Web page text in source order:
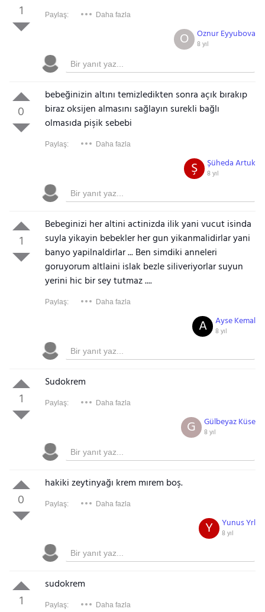
1 Paylaş: Daha fazla
Oznur Eyyubova
8 yıl
O
0
bebeğinizin altını temizledikten sonra açık bırakıp
biraz oksijen almasını sağlayın surekli bağlı
olmasıda pişik sebebi
Paylaş: Daha fazla
Şüheda Artuk
8 yıl
Ş
1
Bebeginizi her altini actinizda ilik yani vucut isinda
suyla yikayin bebekler her gun yikanmalidirlar yani
banyo yapilnaldirlar ... Ben simdiki anneleri
goruyorum altlaini islak bezle siliveriyorlar suyun
yerini hic bir sey tutmaz ....
Paylaş: Daha fazla
Ayse Kemal
8 yıl
A
1
Sudokrem
Paylaş: Daha fazla
Gülbeyaz Küse
8 yıl
G
0
hakiki zeytinyağı krem mırem boş.
Paylaş: Daha fazla
Yunus Yrl
8 yıl
Y
1
sudokrem
Paylaş: Daha fazla